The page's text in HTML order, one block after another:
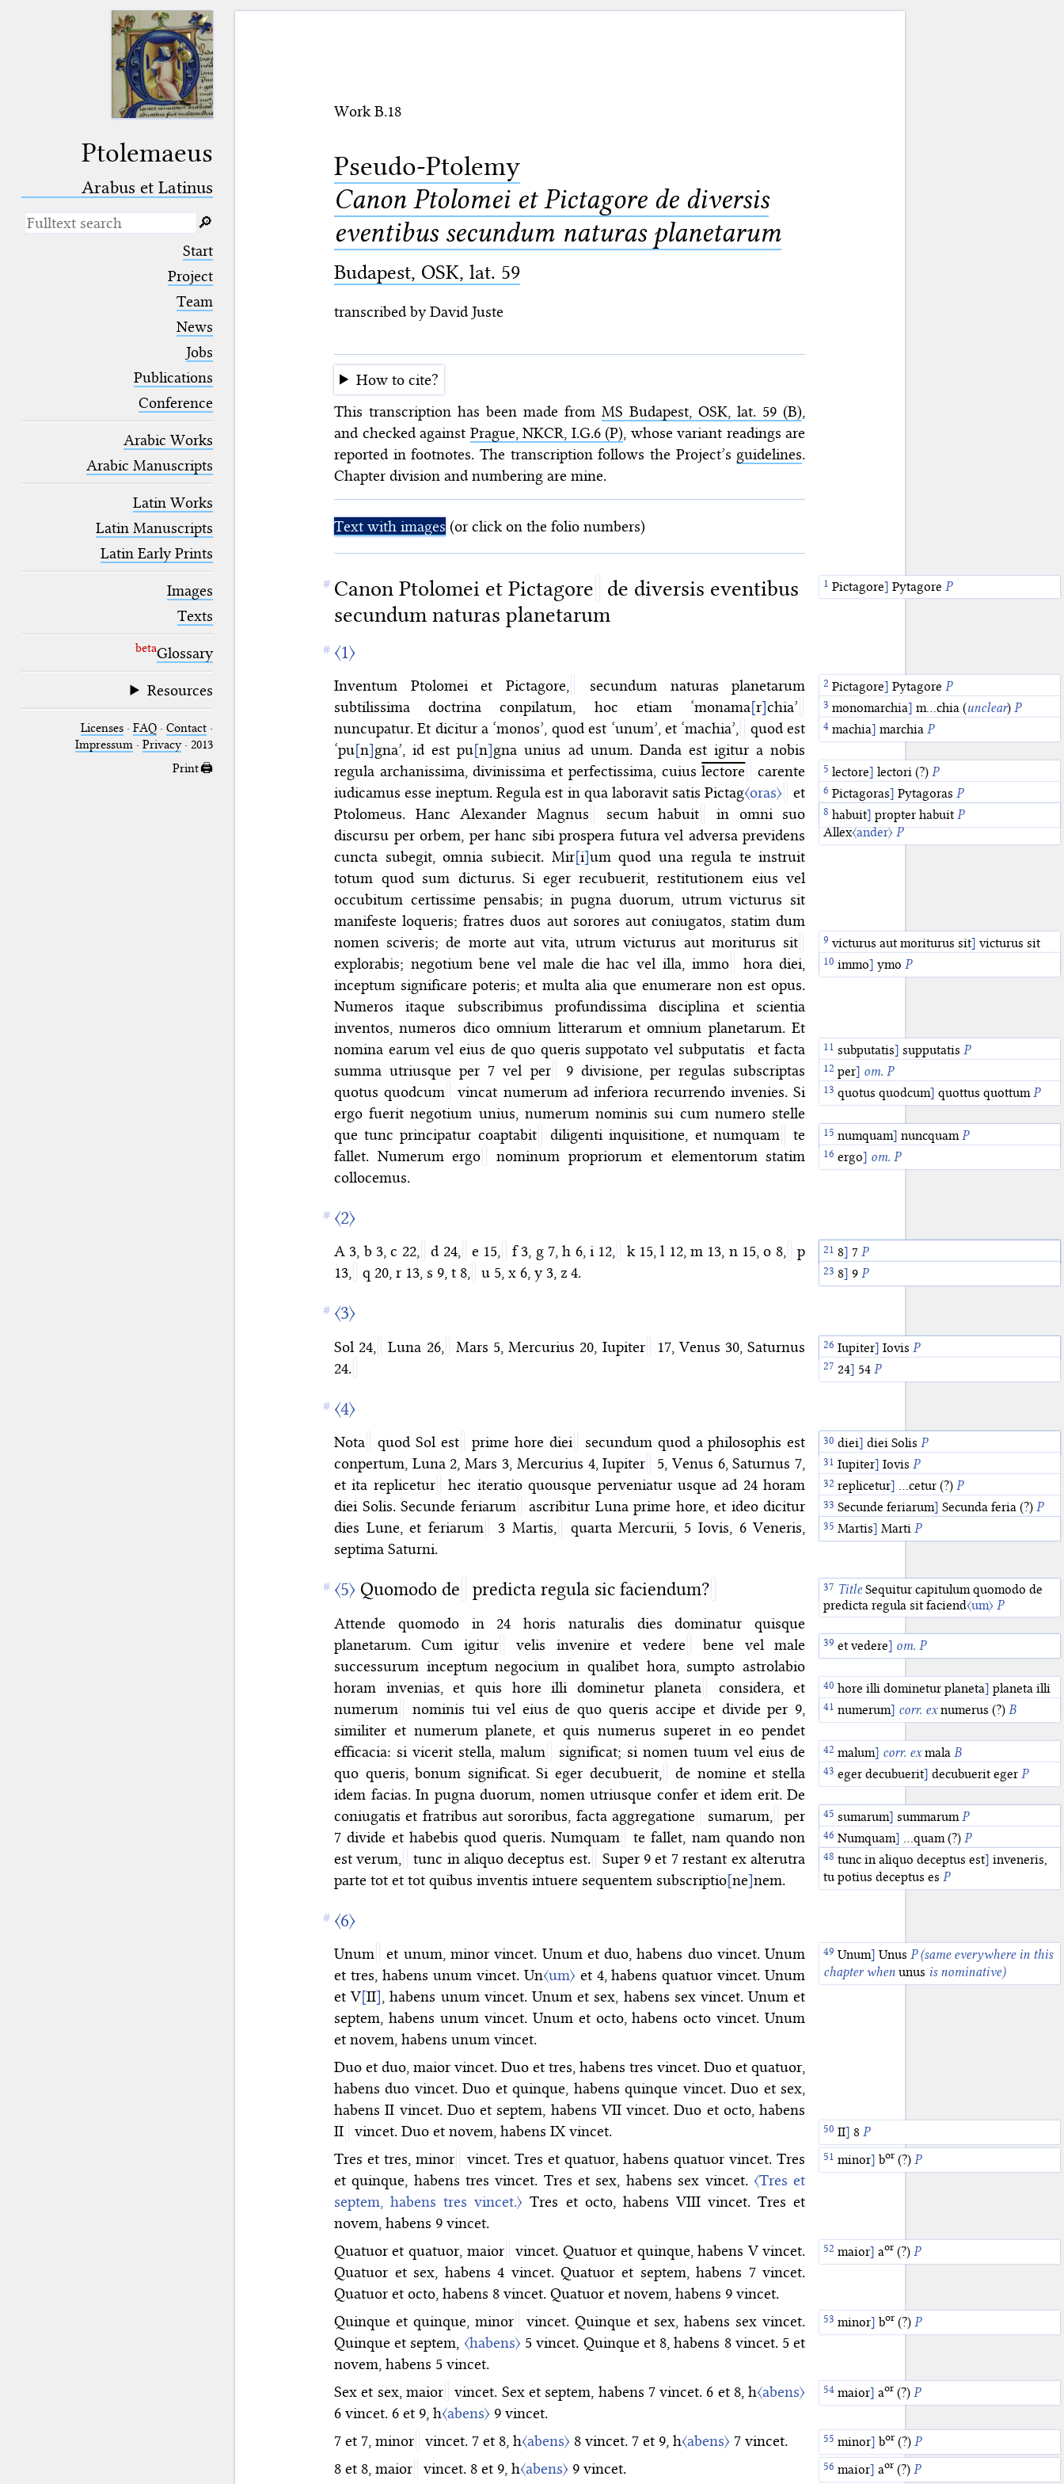
Ptolemaeus
Arabus et Latinus
(the underscore) is the placeholder
placeholder for no, one or more
placeholder for no, one or more
blank space (so that a search ends
at word boundaries).
🔎︎
Start
Project
Team
News
Jobs
Publications
Conference
Arabic Works
Arabic Manuscripts
Latin Works
Latin Manuscripts
Latin Early Prints
Images
Texts
betaGlossary
Resources
Licenses· FAQ· Contact·
Impressum· Privacy· 2013
Print 🖨
Work B.18
Pseudo-Ptolemy
Canon Ptolomei et Pictagore de diversis
eventibus secundum naturas planetarum
Budapest, OSK, lat. 59
transcribed by David Juste
How to cite?
This transcription has been made from MS Budapest, OSK, lat. 59 (B)
and checked against Prague, NKCR, I.G.6 (P) , whose variant readings are
reported in footnotes. The transcription follows the Project’s guidelines.
Chapter division and numbering are mine.
Text with images (or click on the folio numbers)
Canon Ptolomei et Pictagore Pictagore] PytagoreP
de diversis eventibus
secundum naturas planetarum
〈1〉
Inventum Ptolomei et Pictagore, Pictagore] PytagoreP
secundum naturas planetarum
subtilissima doctrina conpilatum, hoc etiam ‘monama[r]chia’ monomarchia] m…chia (unclear)P
nuncupatur. Et dicitur a ‘monos’, quod est ‘unum’, et ‘machia’, machia] marchiaP
quod est
‘pu[n]gna’, id est pu[n]gna unius ad unum. Danda est igitur a nobis
regula archanissima, divinissima et perfectissima, cuiuslectore lectore] lectori (?)P
carente
iudicamus esse ineptum. Regula est in qua laboravit satis Pictag〈oras〉 Pictagoras] PytagorasP
et
Ptolomeus. Hanc Alexander Magnus
Alexander Magnus]Magnus
Allex〈ander〉 P
secum habuit habuit] propter habuitP
in omni suo
discursu per orbem, per hanc sibi prospera futura vel adversa previdens
cuncta subegit, omnia subiecit. Mir[i]um quod una regula te instruit
totum quod sum dicturus. Si eger recubuerit, restitutionem eius vel
occubitum certissime pensabis; in pugna duorum, utrum victurus sit
manifeste loqueris; fratres duos aut sorores aut coniugatos, statim dum
nomen sciveris; de morte aut vita, utrum victurus aut moriturus sit
victurus aut moriturus sit] victurus sit
aut moriturus P
explorabis; negotium bene vel male die hac vel illa, immo immo] ymoP
hora diei,
inceptum significare poteris; et multa alia que enumerare non est opus.
Numeros itaque subscribimus profundissima disciplina et scientia
inventos, numeros dico omnium litterarum et omnium planetarum. Et
nomina earum vel eius de quo queris suppotato vel subputatis
subputatis] supputatisP
et facta
summa utriusque per 7 vel per
per] om. P
9 divisione, per regulas subscriptas
quotus quodcum
quotus quodcum] quottus quottumP
vincat numerum ad inferiora recurrendo invenies. Si
ergo fuerit negotium unius, numerum nominis sui cum numero stelle
que tunc principatur coaptabit
coaptabit] om. P
diligenti inquisitione, et numquam numquam] nuncquamP
te
fallet. Numerum ergo
ergo] om. P
nominum propriorum et elementorum statim
collocemus.
〈2〉
A 3, b 3, c 22, 22 ]52
d 24, 24 ]54
e 15, 15 ]55
f 3, g 7, h 6, i 12, 12 ]15
k 15, l 12, m 13, n 15, o 8, 8] 7P
p
13,
13 ]15
q 20, r 13, s 9, t 8, 8] 9P
u 5, x 6, y 3, z 4.
〈3〉
Sol 24, 24]54P
Luna 26, 26]56P
Mars 5, Mercurius 20, Iupiter Iupiter] IovisP
17, Venus 30, Saturnus
24.
24] 54P
〈4〉
Nota Nota ]Item notaP
quod Sol est Sol est]Solem ascribimus
prime hore diei diei] diei SolisP
secundum quod a philosophis est
conpertum, Luna 2, Mars 3, Mercurius 4, Iupiter
Iupiter] IovisP
5, Venus 6, Saturnus 7,
et ita replicetur
replicetur] …cetur (?)P
hec iteratio quousque perveniatur usque ad 24 horam
diei Solis. Secunde feriarum
Secunde feriarum] Secunda feria (?)P
ascribitur Luna prime hore, et ideo dicitur
dies Lune, et feriarum
feriarum]feria (?)
3 Martis, Martis] MartiP
quarta Mercurii, 5 Iovis, 6 Veneris,
septima Saturni.
〈5〉Quomodo de de] unclear(post?)B
predicta regula sic faciendum? TitleSequitur capitulum quomodo de
predicta regula sit faciend〈um〉 P
Attende quomodo in 24 horis naturalis dies dominatur quisque
planetarum. Cum igitur
igitur]ergoP
velis invenire et vedere et vedere] om. P
bene vel male
successurum inceptum negocium in qualibet hora, sumpto astrolabio
horam invenias, et quis hore illi dominetur planeta
hore illi dominetur planeta] planeta illi
dominetur horeP
considera, et
numerum
numerum] corr. exnumerus (?) B
nominis tui vel eius de quo queris accipe et divide per 9,
similiter et numerum planete, et quis numerus superet in eo pendet
efficacia: si vicerit stella, malum
malum] corr. exmala B
significat; si nomen tuum vel eius de
quo queris, bonum significat. Si eger decubuerit,
eger decubuerit] decubuerit eger P
de nomine et stella
idem facias. In pugna duorum, nomen utriusque confer et idem erit. De
coniugatis et fratribus aut sororibus, facta aggregatione
aggregatione]congregatione
sumarum, sumarum] summarum P
per
7 divide et habebis quod queris. Numquam
Numquam] …quam (?) P
te fallet, nam quando non
est verum,
verum] uncertain reading BP
tunc in aliquo deceptus est. tunc in aliquo deceptus est] inveneris,
tu potius deceptus es P
Super 9 et 7 restant ex alterutra
parte tot et tot quibus inventis intuere sequentem subscriptio[ne]nem.
〈6〉
Unum Unum] UnusP (same everywhere in this
chapter whenunus is nominative)
et unum, minor vincet. Unum et duo, habens duo vincet. Unum
et tres, habens unum vincet. Un〈um〉 et 4, habens quatuor vincet. Unum
et V[II], habens unum vincet. Unum et sex, habens sex vincet. Unum et
septem, habens unum vincet. Unum et octo, habens octo vincet. Unum
et novem, habens unum vincet.
Duo et duo, maior vincet. Duo et tres, habens tres vincet. Duo et quatuor,
habens duo vincet. Duo et quinque, habens quinque vincet. Duo et sex,
habens II vincet. Duo et septem, habens VII vincet. Duo et octo, habens
II
II] 8P
vincet. Duo et novem, habens IX vincet.
Tres et tres, minor
minor] bor (?)P
vincet. Tres et quatuor, habens quatuor vincet. Tres
et quinque, habens tres vincet. Tres et sex, habens sex vincet. 〈Tres et
septem, habens tres vincet.〉 Tres et octo, habens VIII vincet. Tres et
novem, habens 9 vincet.
Quatuor et quatuor, maior
maior] aor (?)P
vincet. Quatuor et quinque, habens V vincet.
Quatuor et sex, habens 4 vincet. Quatuor et septem, habens 7 vincet.
Quatuor et octo, habens 8 vincet. Quatuor et novem, habens 9 vincet.
Quinque et quinque, minor
minor] bor (?)P
vincet. Quinque et sex, habens sex vincet.
Quinque et septem, 〈habens〉 5 vincet. Quinque et 8, habens 8 vincet. 5 et
novem, habens 5 vincet.
Sex et sex, maior
maior] aor (?)P
vincet. Sex et septem, habens 7 vincet. 6 et 8, h〈abens〉
6 vincet. 6 et 9, h〈abens〉 9 vincet.
7 et 7, minor
minor] bor (?)P
vincet. 7 et 8, h〈abens〉 8 vincet. 7 et 9, h〈abens〉 7 vincet.
8 et 8, maior
maior] aor (?)P
vincet. 8 et 9, h〈abens〉 9 vincet.